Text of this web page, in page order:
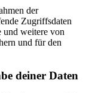
der
Zugriffsdaten
und weitere von
und für den
deiner Daten